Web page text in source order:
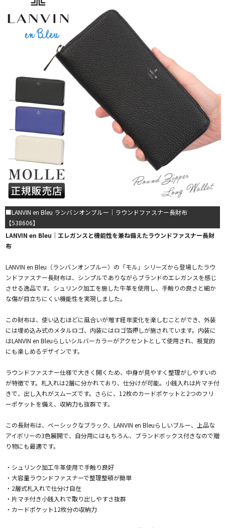
■LANVIN en Bleu ランバンオンブルー｜ラウンドファスナー長財布
【538606】
LANVIN en Bleu｜エレガンスと機能性を兼ね備えたラウンドファスナー長財
布
LANVIN en Bleu（ランバンオンブルー）の「モル」シリーズから登場したラウ
ンドファスナー長財布は、シンプルでありながらブランドのエレガンスを感じ
させる逸品です。シュリンク加工を施した牛革を使用し、手触りの良さと細か
な傷が目立ちにくい機能性を実現しました。
この財布は、使い込むほどに風合いが増す経年変化を楽しむことができ、外装
には埋め込み式のメタルロゴ、内装にはロゴ箔押しが施されています。内装に
はLANVIN en Bleuらしいシルバーカラーがアクセントとして使用され、視覚的
にも楽しめるデザインです。
ラウンドファスナー仕様で大きく開くため、中身が見やすく整理がしやすいの
が特徴です。札入れは2層に分かれており、仕分けが可能。小銭入れは片マチ付
きで、出し入れがスムーズです。さらに、12枚のカードポケットと2つのフリ
ーポケットを備え、収納力も抜群です。
この長財布は、ベーシックなブラック、LANVIN en Bleuらしいブルー、上品な
アイボリーの3色展開で、自分用にはもちろん、ブランドボックス付きなので贈
り物にも最適です。
・シュリンク加工牛革使用で手触り良好
・大容量ラウンドファスナーで整理整頓が簡単
・2層式札入れで仕分け自在
・片マチ付き小銭入れで取り出しやすさ抜群
・カードポケット12枚分の収納力